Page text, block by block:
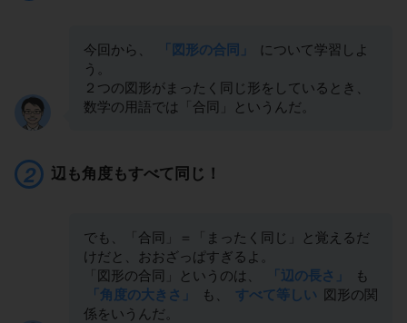
今回から、 「図形の合同」
について学習しよ
う。
２つの図形がまったく同じ形をしているとき、
数学の用語では「合同」というんだ。
辺も角度もすべて同じ！
でも、「合同」＝「まったく同じ」と覚えるだ
けだと、おおざっぱすぎるよ。
「図形の合同」というのは、
「辺の長さ」
も
「角度の大きさ」
も、 すべて等しい
図形の関
係をいうんだ。